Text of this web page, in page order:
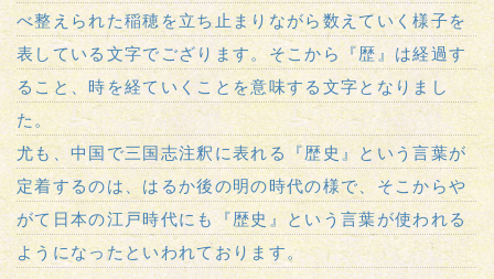
べ整えられた稲穂を立ち止まりながら数えていく様子を
表している文字でござります。そこから『歴』は経過す
ること、時を経ていくことを意味する文字となりまし
た。
尤も、中国で三国志注釈に表れる『歴史』という言葉が
定着するのは、はるか後の明の時代の様で、そこからや
がて日本の江戸時代にも『歴史』という言葉が使われる
ようになったといわれております。